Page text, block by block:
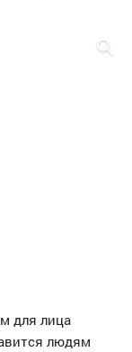
для лица
людям